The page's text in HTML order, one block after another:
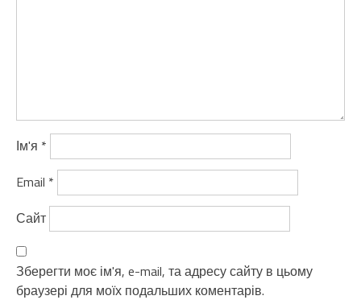
Ім'я *
Email *
Сайт
Зберегти моє ім'я, e-mail, та адресу сайту в цьому
браузері для моїх подальших коментарів.